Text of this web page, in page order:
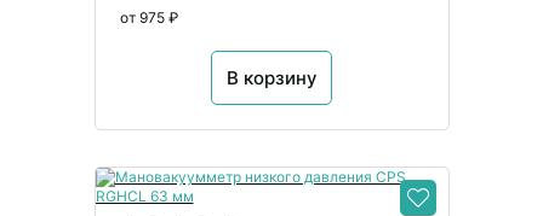
от 975 ₽
В корзину